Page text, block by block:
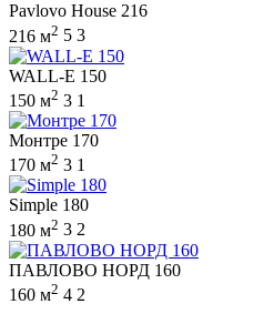
Pavlovo House 216
216 м2 5 3
WALL-E 150
150 м2 3 1
Монтре 170
170 м2 3 1
Simple 180
180 м2 3 2
ПАВЛОВО НОРД 160
160 м2 4 2